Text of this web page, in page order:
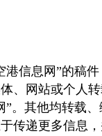
信息网”的稿件
、网站或个人
”。其他均转载
传递更多信息